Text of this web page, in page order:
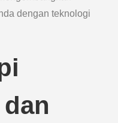
dengan teknologi